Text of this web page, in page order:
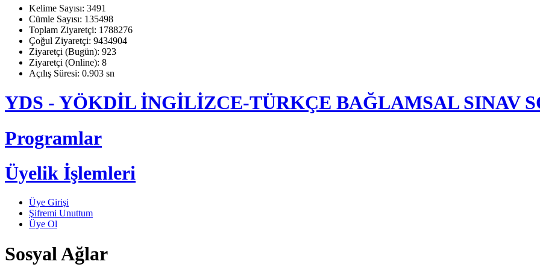
Kelime Sayısı: 3491
Cümle Sayısı: 135498
Toplam Ziyaretçi: 1788276
Çoğul Ziyaretçi: 9434904
Ziyaretçi (Bugün): 923
Ziyaretçi (Online): 8
Açılış Süresi: 0.903 sn
YDS - YÖKDİL İNGİLİZCE-TÜRKÇE BAĞLAMSAL SINAV
Programlar
Üyelik İşlemleri
Üye Girişi
Şifremi Unuttum
Üye Ol
Sosyal Ağlar